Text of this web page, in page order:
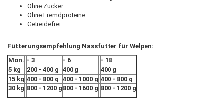
Ohne Zucker
Ohne Fremdproteine
Getreidefrei
Fütterungsempfehlung Nassfutter für Welpen:
Mon. - 3 - 6
- 18
5 kg
200 - 400 g 400 g
400 g
15 kg 400 - 800 g 400 - 1000 g 400 - 800 g
30 kg 800 - 1200 g 800 - 1600 g 800 - 1200 g